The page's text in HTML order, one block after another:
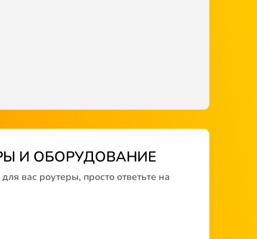
И ОБОРУДОВАНИЕ
вас роутеры, просто ответьте на